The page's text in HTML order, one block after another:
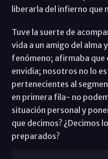
liberarla del infierno que
Tuve la suerte de
vida a un amigo del alma
fenómeno; afirmaba que
envidia; nosotros no lo
pertenecientes al
en primera fila- no
situación personal y
que decimos? ¿Decimos
preparados?